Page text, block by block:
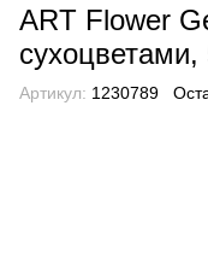
ART Flower
Артикул: 1230789